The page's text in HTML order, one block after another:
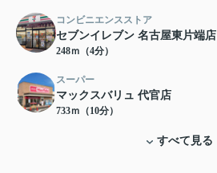
コンビニエンスストア
セブンイレブン 名古屋東片端店
248ｍ（4分）
スーパー
マックスバリュ 代官店
733ｍ（10分）
すべて見る